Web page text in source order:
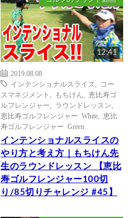
12:41
2019.08.08
インテンショナルスライス
コー
スマネジメント
もちけん
恵比寿ゴ
ルフレンジャー
ラウンドレッスン
恵比寿ゴルフレンジャー White
恵比
寿ゴルフレンジャー Green
インテンショナルスライスの
やり方と考え方｜もちけん先
生のラウンドレッスン 【恵比
寿ゴルフレンジャー100切
り/85切りチャレンジ #45】